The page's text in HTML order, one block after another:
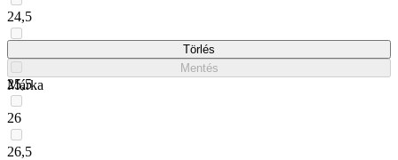
24,5
25,5
26
26,5
Törlés
Mentés
Márka